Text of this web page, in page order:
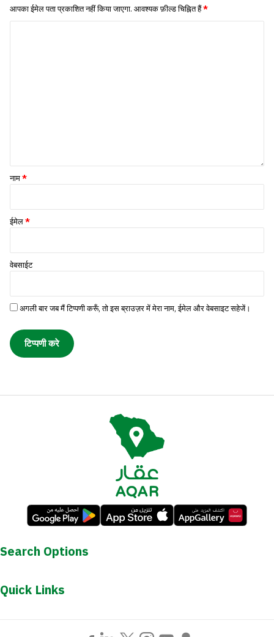
आपका ईमेल पता प्रकाशित नहीं किया जाएगा. आवश्यक फ़ील्ड चिह्नित हैं*
नाम*
ईमेल*
वेबसाईट
अगली बार जब मैं टिप्पणी करूँ, तो इस ब्राउज़र में मेरा नाम, ईमेल और वेबसाइट सहेजें।
Search Options
Quick Links